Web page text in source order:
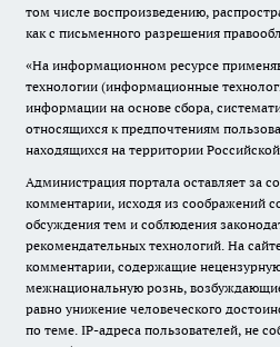
том числе воспроизведению,
как с письменного разрешения
«На информационном ресурсе
технологии (информационные
информации на основе сбора,
относящихся к предпочтениям
находящихся на территории
Администрация портала оставляет за
комментарии, исходя из соображений
обсуждения тем и соблюдения
рекомендательных технологий. На
комментарии, содержащие
межнациональную рознь,
равно унижение человеческого
по теме. IP-адреса пользователей, не